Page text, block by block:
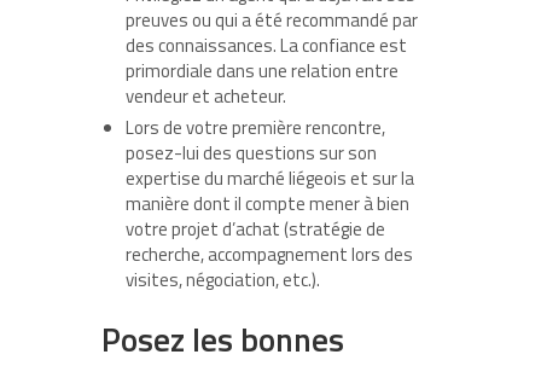
preuves ou qui a été recommandé par
des connaissances. La confiance est
primordiale dans une relation entre
vendeur et acheteur.
Lors de votre première rencontre,
posez-lui des questions sur son
expertise du marché liégeois et sur la
manière dont il compte mener à bien
votre projet d’achat (stratégie de
recherche, accompagnement lors des
visites, négociation, etc.).
Posez les bonnes